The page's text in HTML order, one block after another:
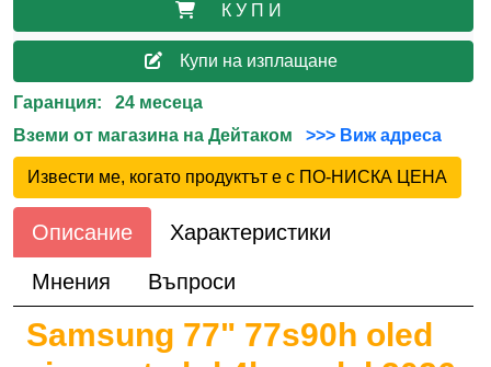
К У П И
Купи на изплащане
Гаранция: 24 месеца
Вземи от магазина на Дейтаком
>>> Виж адреса
Извести ме, когато продуктът е с ПО-НИСКА ЦЕНА
Описание Характеристики
Мнения Въпроси
Samsung 77" 77s90h oled